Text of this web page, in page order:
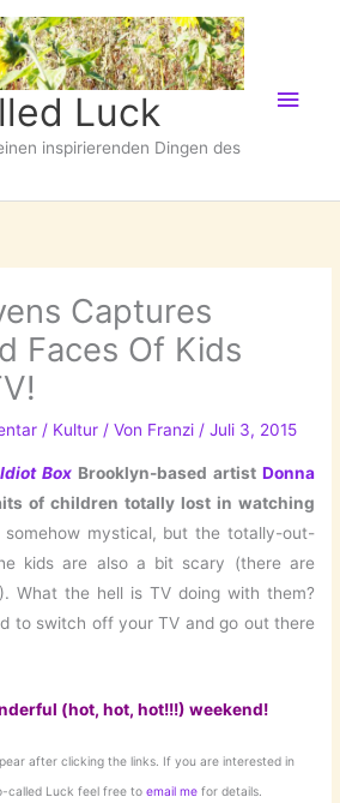
Luck
inspirierenden Dingen des
Captures
Faces Of Kids
/ Kultur / Von Franzi/Juli 3, 2015
Idiot Box Brooklyn-based artist Donna
of children totally lost in watching
somehow mystical, but the totally-out-
kids are also a bit scary (there are
What the hell is TV doing with them?
to switch off your TV and go out there
(hot, hot, hot!!!) weekend!
after clicking the links. If you are interested in
called Luck feel free to email me for details.